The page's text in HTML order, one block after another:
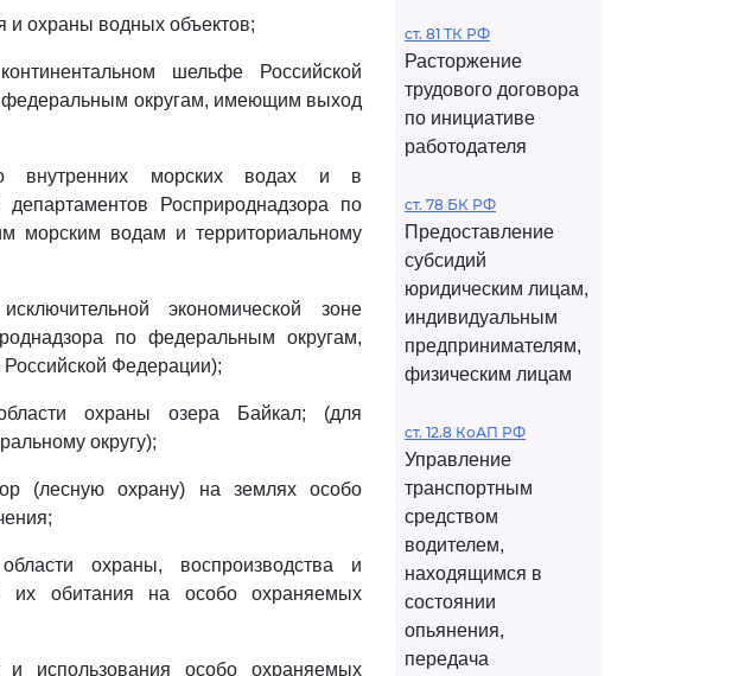
и охраны водных объектов;
шельфе Российской
федеральным округам, имеющим выход
внутренних морских водах и в
Росприроднадзора по
морским водам и территориальному
экономической зоне
по федеральным округам,
Федерации);
охраны озера Байкал; (для
округу);
(лесную охрану) на землях особо
охраны, воспроизводства и
их обитания на особо охраняемых
использования особо охраняемых
ст. 81 ТК РФ
Расторжение
трудового договора
по инициативе
работодателя
ст. 78 БК РФ
Предоставление
субсидий
юридическим лицам,
индивидуальным
предпринимателям,
физическим лицам
ст. 12.8 КоАП РФ
Управление
транспортным
средством
водителем,
находящимся в
состоянии
опьянения,
передача